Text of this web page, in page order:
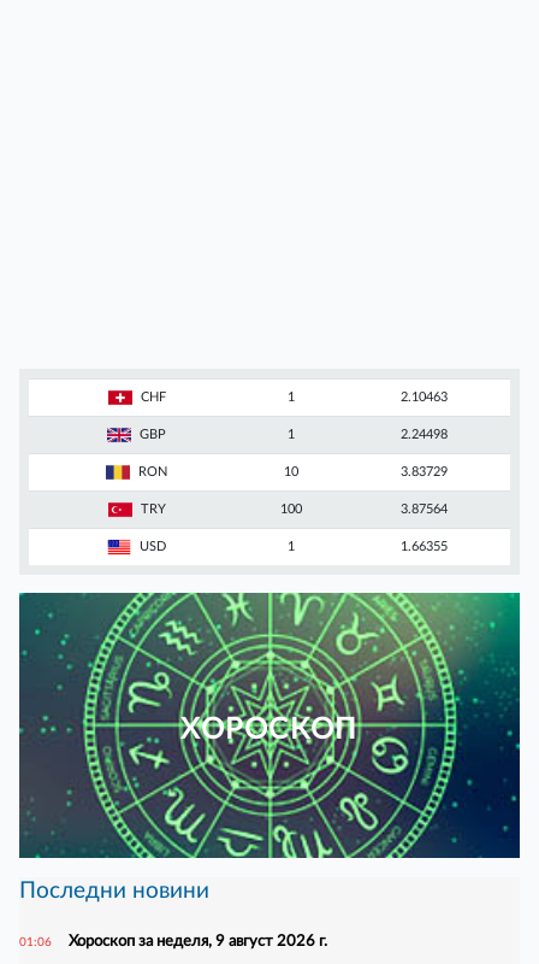
CHF 1 2.10463
GBP 1 2.24498
RON 10 3.83729
TRY 100 3.87564
USD 1 1.66355
ХОРОСКОП
Последни новини
01:06 Хороскоп за неделя, 9 август 2026 г.